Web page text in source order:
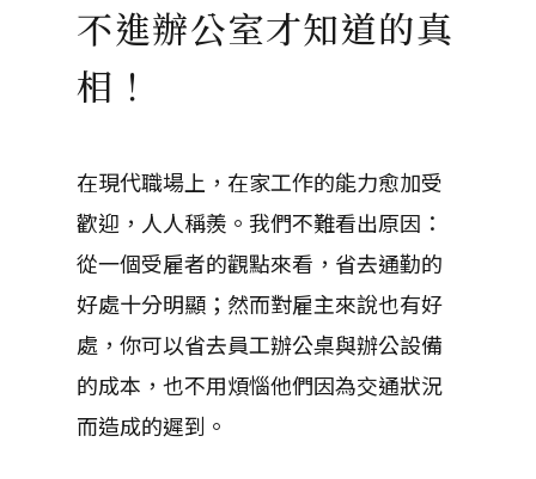
不進辦公室才知道的真
相！
在現代職場上，在家工作的能力愈加受
歡迎，人人稱羨。我們不難看出原因：
從一個受雇者的觀點來看，省去通勤的
好處十分明顯；然而對雇主來說也有好
處，你可以省去員工辦公桌與辦公設備
的成本，也不用煩惱他們因為交通狀況
而造成的遲到。